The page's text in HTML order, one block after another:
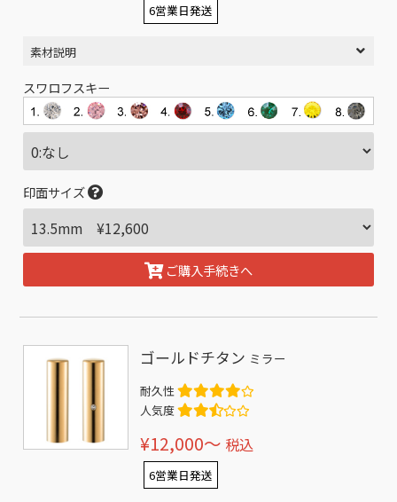
6営業日発送
素材説明
スワロフスキー
印面サイズ
ご購入手続きへ
ゴールドチタン ミラー
耐久性
人気度
¥12,000〜 税込
6営業日発送